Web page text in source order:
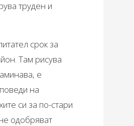
труден и
срок за
Там рисува
е
на
си за по-стари
одобряват